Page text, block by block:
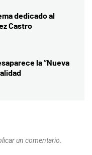
dedicado al
Castro
la “Nueva
un comentario.